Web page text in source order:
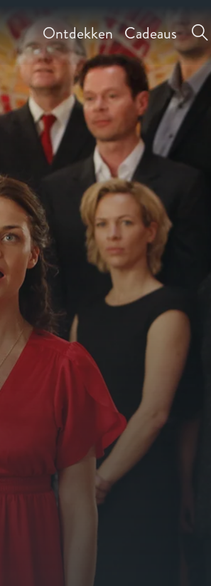
Ontdekken Cadeaus